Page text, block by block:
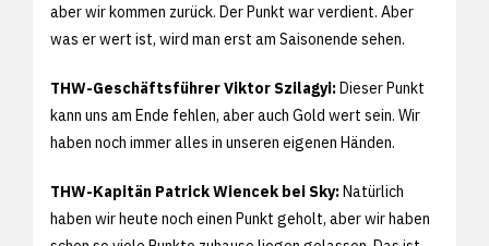
aber wir kommen zurück. Der Punkt war verdient. Aber
was er wert ist, wird man erst am Saisonende sehen.
THW-Geschäftsführer Viktor Szilagyi:Dieser Punkt
kann uns am Ende fehlen, aber auch Gold wert sein. Wir
haben noch immer alles in unseren eigenen Händen.
THW-Kapitän Patrick Wiencek bei Sky:Natürlich
haben wir heute noch einen Punkt geholt, aber wir haben